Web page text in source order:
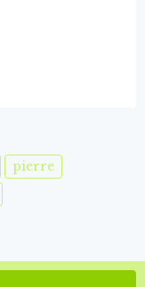
pierre